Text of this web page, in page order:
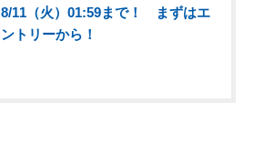
8/11（火）01:59まで！ まずはエ
ントリーから！